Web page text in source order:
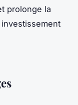
prolonge la